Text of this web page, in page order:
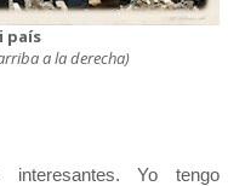
país
a la derecha)
Yo tengo